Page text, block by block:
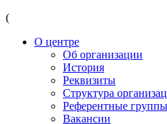
(
О центре
Об организации
История
Реквизиты
Структура
Референтные группы
Вакансии